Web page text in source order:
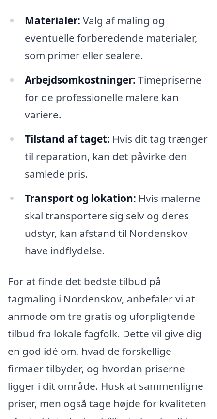
Materialer: Valg af maling og
eventuelle forberedende materialer,
som primer eller sealere.
Arbejdsomkostninger: Timepriserne
for de professionelle malere kan
variere.
Tilstand af taget: Hvis dit tag trænger
til reparation, kan det påvirke den
samlede pris.
Transport og lokation: Hvis malerne
skal transportere sig selv og deres
udstyr, kan afstand til Nordenskov
have indflydelse.
For at finde det bedste tilbud på
tagmaling i Nordenskov, anbefaler vi at
anmode om tre gratis og uforpligtende
tilbud fra lokale fagfolk. Dette vil give dig
en god idé om, hvad de forskellige
firmaer tilbyder, og hvordan priserne
ligger i dit område. Husk at sammenligne
priser, men også tage højde for kvaliteten